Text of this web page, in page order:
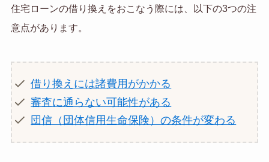
住宅ローンの借り換えをおこなう際には、以下の3つの注
意点があります。
借り換えには諸費用がかかる
審査に通らない可能性がある
団信（団体信用生命保険）の条件が変わる